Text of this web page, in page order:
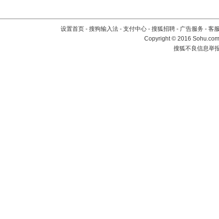
设置首页 - 搜狗输入法 - 支付中心 - 搜狐招聘 - 广告服务 - 客
Copyright©2016
搜狐不良信息举